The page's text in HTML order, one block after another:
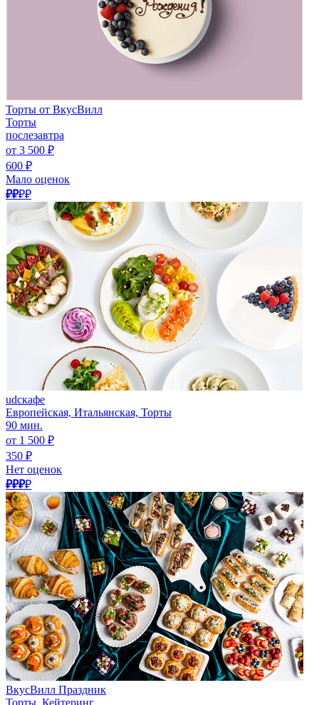
Торты от ВкусВилл
Торты
послезавтра
от 3 500 ₽
600 ₽
Мало оценок
₽₽₽₽
udcкафе
Европейская, Итальянская, Торты
90 мин.
от 1 500 ₽
350 ₽
Нет оценок
₽₽₽₽
ВкусВилл Праздник
Торты, Кейтеринг